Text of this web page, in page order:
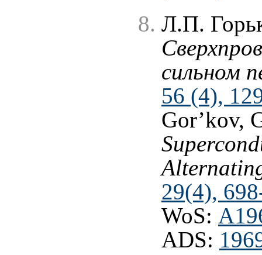
Л.П.
сильном
56 (4),
Gor’kov,
29(4),
WoS:
ADS: